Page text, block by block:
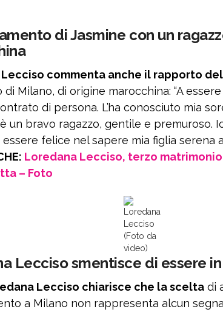
di Jasmine con un
commenta anche il rapporto
di Milano, di origine marocchina: “A essere
di persona. L’ha conosciuto mia
un bravo ragazzo, gentile e premuroso.
felice nel sapere mia figlia serena
Loredana Lecciso, terzo
– Foto
Loredana
Lecciso
(Foto da
video)
Lecciso smentisce di essere
Lecciso chiarisce che la scelta di
a Milano non rappresenta alcun